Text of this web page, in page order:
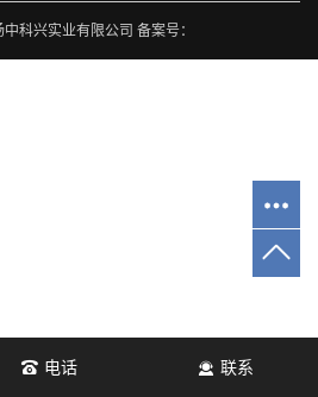
科兴实业有限公司 备案号：
电话 联系